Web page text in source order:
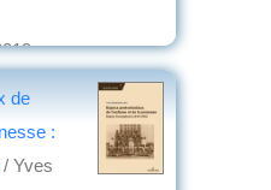
de
:
/ Yves